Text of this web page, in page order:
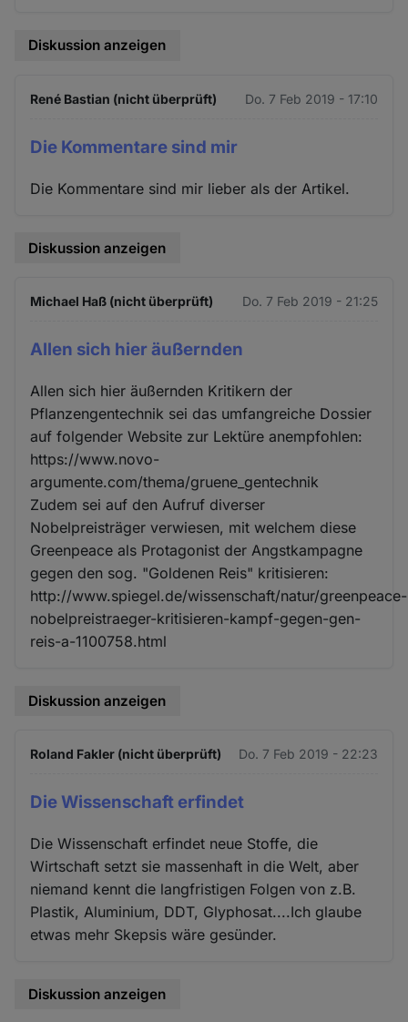
Diskussion anzeigen
René Bastian (nicht überprüft) Do. 7 Feb 2019 - 17:10
Die Kommentare sind mir
Die Kommentare sind mir lieber als der Artikel.
Diskussion anzeigen
Michael Haß (nicht überprüft) Do. 7 Feb 2019 - 21:25
Allen sich hier äußernden
Allen sich hier äußernden Kritikern der
Pflanzengentechnik sei das umfangreiche Dossier
auf folgender Website zur Lektüre anempfohlen:
https://www.novo-
argumente.com/thema/gruene_gentechnik
Zudem sei auf den Aufruf diverser
Nobelpreisträger verwiesen, mit welchem diese
Greenpeace als Protagonist der Angstkampagne
gegen den sog. "Goldenen Reis" kritisieren:
http://www.spiegel.de/wissenschaft/natur/greenpeace-
nobelpreistraeger-kritisieren-kampf-gegen-gen-
reis-a-1100758.html
Diskussion anzeigen
Roland Fakler (nicht überprüft) Do. 7 Feb 2019 - 22:23
Die Wissenschaft erfindet
Die Wissenschaft erfindet neue Stoffe, die
Wirtschaft setzt sie massenhaft in die Welt, aber
niemand kennt die langfristigen Folgen von z.B.
Plastik, Aluminium, DDT, Glyphosat....Ich glaube
etwas mehr Skepsis wäre gesünder.
Diskussion anzeigen